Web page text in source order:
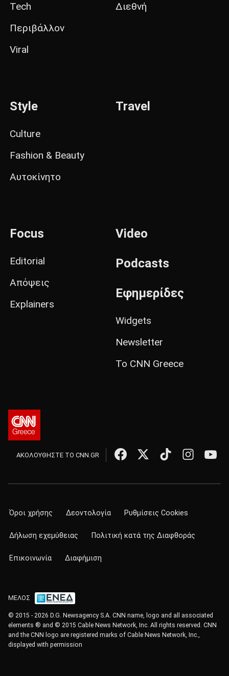
Tech
Περιβάλλον
Viral
Διεθνή
Style
Culture
Fashion & Beauty
Αυτοκίνητο
Travel
Focus
Editorial
Απόψεις
Explainers
Video
Podcasts
Εφημερίδες
Widgets
Newsletter
Το CNN Greece
ΑΚΟΛΟΥΘΗΣΤΕ ΤΟ CNN.GR
Όροι χρήσης Δεοντολογία Ρυθμίσεις Cookies
Δήλωση εχεμύθειας Πολιτική κατά της Διαφθοράς
Επικοινωνία Διαφήμιση
ΜΕΛΟΣ
© 2015 - 2026 D.G. Newsagency S.A. CNN name, logo and all associated
elements ® and © 2015 Cable News Network, Inc. All rights reserved. CNN
and the CNN logo are registered marks of Cable News Network, Inc.,
displayed with permission